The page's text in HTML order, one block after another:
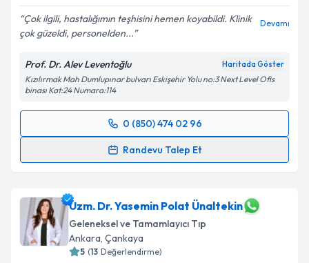
Kişisel verilerimin işlenmesine ilişkin
kapsamda işlenmesini kabul ediyorum.
Takvim Talebini Gönder
Çok ilgili, hastalığımın teşhisini hemen koyabildi. Klinik
çok güzeldi, personelden...
Devamı
Prof. Dr. Alev Leventoğlu Haritada Göster
Kızılırmak Mah Dumlupınar bulvarı Eskişehir Yolu no:3 Next Level Ofis
binası Kat:24 Numara:114
0 (850) 474 02 96
Randevu Talep Et
Randevu Takvimi Talebi
takvim hazırlandığında e-posta ile bilgilendireceğiz.
E-posta Adresiniz
Uzm. Dr. Yasemin Polat Ünaltekin
Geleneksel ve Tamamlayıcı Tıp
Ankara, Çankaya
5 (13 Değerlendirme)